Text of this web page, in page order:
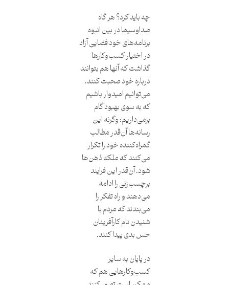
چه باید کرد؟ هر گاه
صداوسیما در بین انبوه
برنامه‌های خود فضایی آزاد
در اختیار کسب‌وکارها
گذاشت که آنها هم بتوانند
درباره خود صحبت کنند،
می‌توانیم امیدوار باشیم
که به سوی بهبود گام
برمی‌داریم؛ وگرنه این
رسانه‌ها آن‌قدر مطالب
گمراه‌کننده خود را تکرار
می‌کنند که ملکه ذهن‌ها
‌شود. آن‌قدر این فرایند
برچسب‌زنی را ادامه
می‌دهند و راه تفکر را
می‌بندند که مردم با
شنیدن نام کارآفرینان
حس بدی پیدا کنند.
در پایان به سایر
کسب‌وکارهایی هم که